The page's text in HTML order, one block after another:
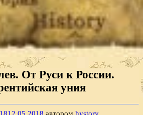
От Руси к России.
уния
12.05.2018 автором hystory